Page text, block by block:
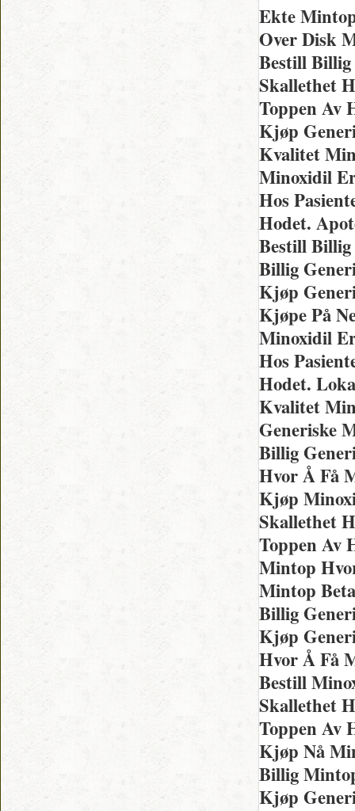
Ekte
Over Disk
Bestill
Skallethet
Toppen Av
Kjøp
Kvalitet
Minoxidil
Hos
Hodet.
Bestill
Billig
Kjøp
Kjøpe På
Minoxidil
Hos
Hodet.
Kvalitet
Generiske
Billig
Hvor Å Få
Kjøp
Skallethet
Toppen Av
Mintop
Mintop
Billig
Kjøp
Hvor Å Få
Bestill
Skallethet
Toppen Av
Kjøp Nå
Billig
Kjøp